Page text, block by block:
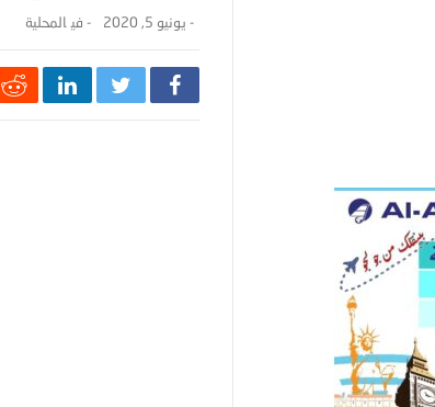
- يونيو 5, 2020 - ‎في المحلية